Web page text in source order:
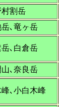
割岳
岳､竜ヶ岳
､白倉岳
山､奈良岳
峰､小白木峰